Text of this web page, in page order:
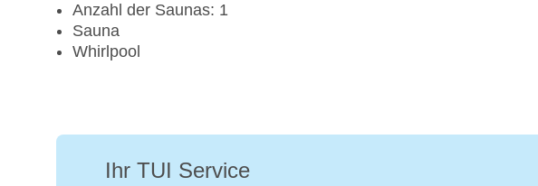
Anzahl der Saunas: 1
Sauna
Whirlpool
Ihr TUI Service